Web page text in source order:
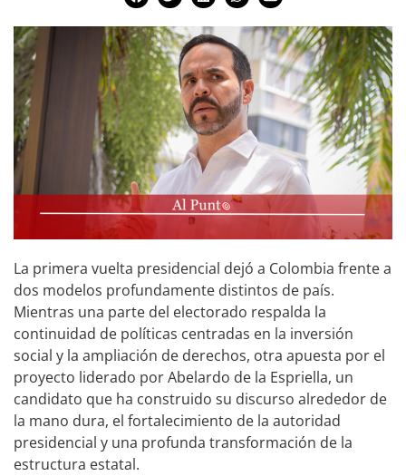
La primera vuelta presidencial dejó a Colombia frente a
dos modelos profundamente distintos de país.
Mientras una parte del electorado respalda la
continuidad de políticas centradas en la inversión
social y la ampliación de derechos, otra apuesta por el
proyecto liderado por Abelardo de la Espriella, un
candidato que ha construido su discurso alrededor de
la mano dura, el fortalecimiento de la autoridad
presidencial y una profunda transformación de la
estructura estatal.